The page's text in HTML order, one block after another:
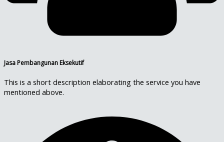
Jasa Pembangunan Eksekutif
This is a short description elaborating the service you have
mentioned above.​